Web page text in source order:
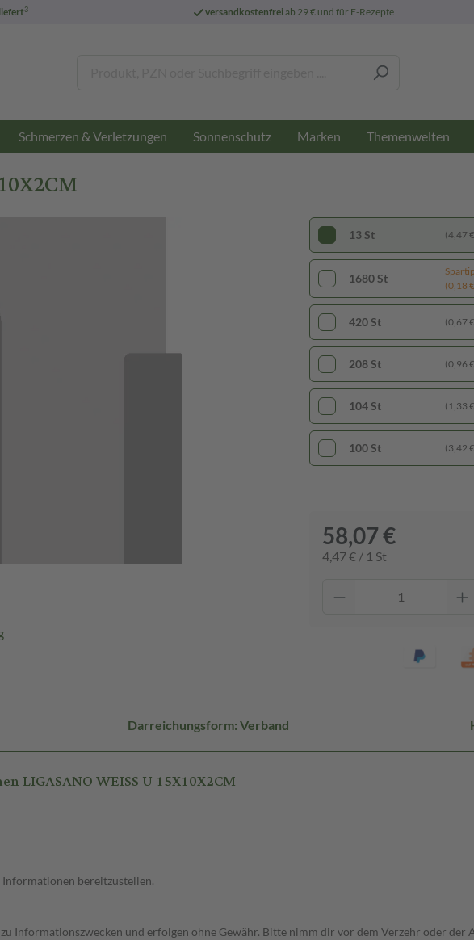
3 versandkostenfreiab 29 € und für E-Rezepte
Schmerzen & Verletzungen Sonnenschutz Marken Themenwelten
1680 St
(0,18
420 St (0,67
208 St (0,96
104 St (1,33
100 St (3,42
13 St (4,47
58,07 €
4,47 € / 1 St
Darreichungsform: Verband
WEISS U 15X10X2CM
bereitzustellen.
Informationszwecken und erfolgen ohne Gewähr. Bitte nimm dir vor dem Verzehr oder